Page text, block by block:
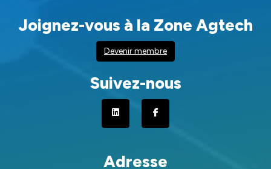
Joignez-vous à la Zone Agtech
Devenir membre
Suivez-nous
Adresse